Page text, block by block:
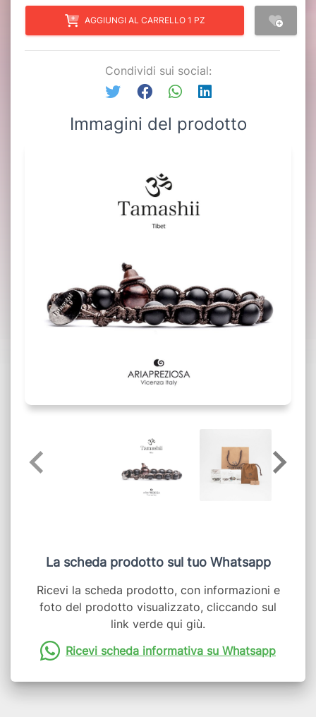
AGGIUNGI AL CARRELLO 1 PZ
Condividi sui social:
Immagini del prodotto
La scheda prodotto sul tuo Whatsapp
Ricevi la scheda prodotto, con informazioni e
foto del prodotto visualizzato, cliccando sul
link verde qui giù.
Ricevi scheda informativa su Whatsapp